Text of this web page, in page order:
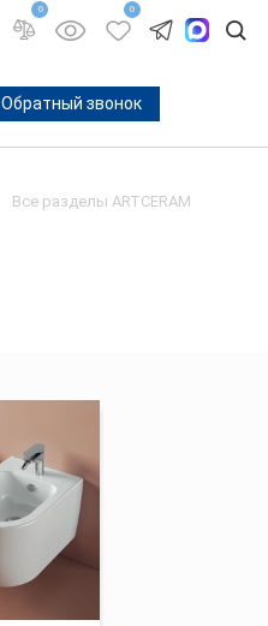
0 0
Обратный звонок
Все разделы ARTCERAM